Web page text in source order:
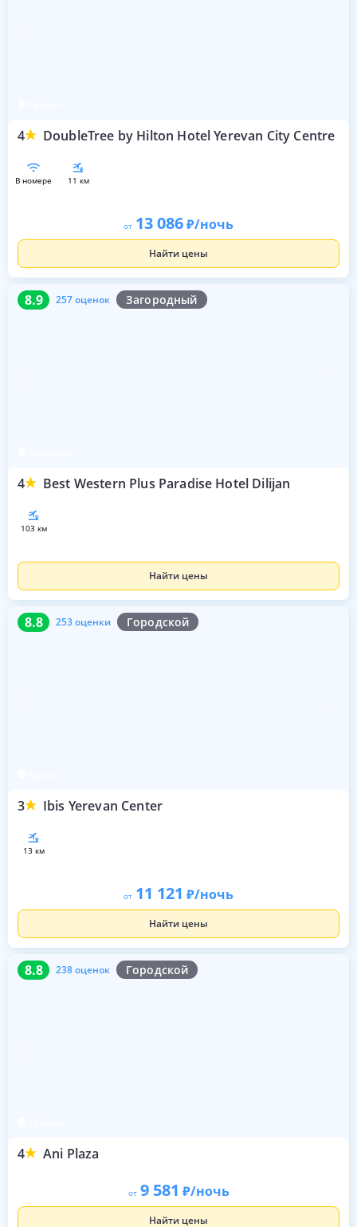
4 DoubleTree by Hilton Hotel Yerevan City Centre
в номере 11 км
от 13 086 /ночь
Найти цены
8.9 257 оценок Загородный
4 Best Western Plus Paradise Hotel Dilijan
8.9 257 оценок
103 км
Найти цены
8.8 253 оценки Городской
3 Ibis Yerevan Center
8.8 253 оценки
13 км
от 11 121 /ночь
Найти цены
8.8 238 оценок Городской
4 Ani Plaza
8.8 238 оценок
от 9 581 /ночь
Найти цены